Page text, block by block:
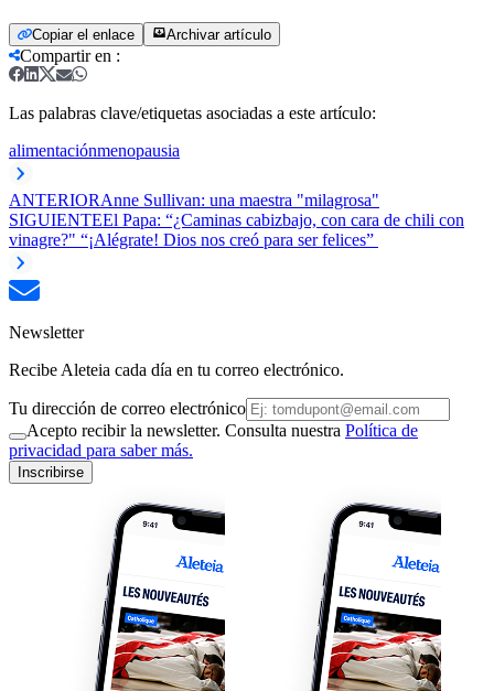
Copiar el enlace Archivar artículo
Compartir en :
Las palabras clave/etiquetas asociadas a este artículo:
alimentaciónmenopausia
ANTERIORAnne Sullivan: una maestra "milagrosa"
SIGUIENTEEl Papa: “¿Caminas cabizbajo, con cara de chili con
vinagre?" “¡Alégrate! Dios nos creó para ser felices”
Newsletter
Recibe Aleteia cada día en tu correo electrónico.
Tu dirección de correo electrónico
Acepto recibir la newsletter. Consulta nuestra Política de
privacidad para saber más.
Inscribirse